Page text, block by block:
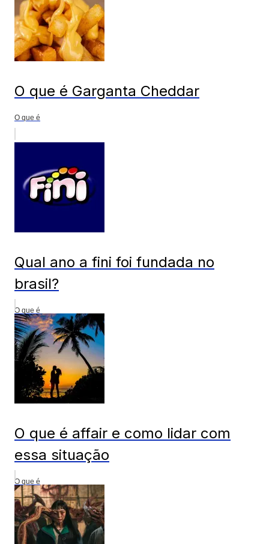
O que é Garganta Cheddar
O que é
Qual ano a fini foi fundada no
brasil?
O que é
O que é affair e como lidar com
essa situação
O que é